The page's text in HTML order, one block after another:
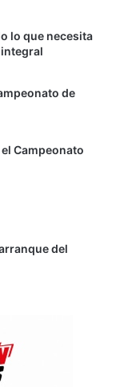
lo que necesita
de
Campeonato
del